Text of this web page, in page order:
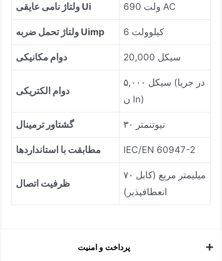
ولتاژ نامی عایقی Ui 690 ولت AC
ولتاژ تحمل ضربه Uimp 6 کیلوولت
دوام مکانیکی 20,000 سیکل
دوام الکتریکی
۵,۰۰۰ سیکل (در جریا
ن In)
گشتاور ترمینال ۳۰ نیوتنمتر
مطابقت با استانداردها IEC/EN 60947-2
ظرفیت اتصال
۷۰ میلیمتر مربع (کابل
انعطافپذیر)
پرداخت و امنیت